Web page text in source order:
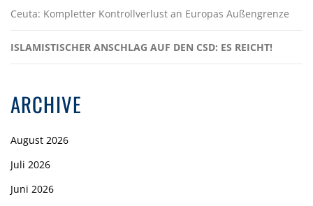
Ceuta: Kompletter Kontrollverlust an Europas Außengrenze
ISLAMISTISCHER ANSCHLAG AUF DEN CSD: ES REICHT!
ARCHIVE
August 2026
Juli 2026
Juni 2026